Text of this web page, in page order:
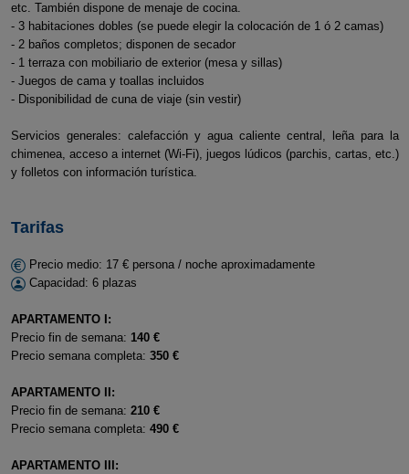
etc. También dispone de menaje de cocina.
- 3 habitaciones dobles (se puede elegir la colocación de 1 ó 2 camas)
- 2 baños completos; disponen de secador
- 1 terraza con mobiliario de exterior (mesa y sillas)
- Juegos de cama y toallas incluidos
- Disponibilidad de cuna de viaje (sin vestir)
Servicios generales: calefacción y agua caliente central, leña para la
chimenea, acceso a internet (Wi-Fi), juegos lúdicos (parchis, cartas, etc.)
y folletos con información turística.
Tarifas
Precio medio: 17 € persona / noche aproximadamente
Capacidad: 6 plazas
APARTAMENTO I:
Precio fin de semana: 140 €
Precio semana completa: 350 €
APARTAMENTO II:
Precio fin de semana: 210 €
Precio semana completa: 490 €
APARTAMENTO III: